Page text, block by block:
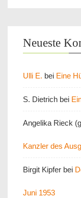
Neueste
Ulli E. bei Eine
S. Dietrich bei
Angelika Rieck
Kanzler des
Birgit Kipfer bei
Juni 1953